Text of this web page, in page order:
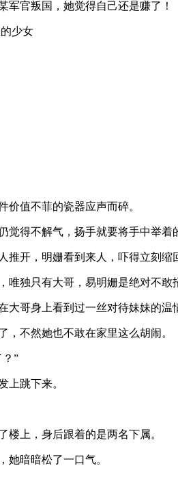
军官叛国，她觉得自己还是赚了！
少女
价值不菲的瓷器应声而碎。
觉得不解气，扬手就要将手中举着
推开，明姗看到来人，吓得立刻缩
唯独只有大哥，易明姗是绝对不敢
大哥身上看到过一丝对待妹妹的温
，不然她也不敢在家里这么胡闹。
”
上跳下来。
楼上，身后跟着的是两名下属。
她暗暗松了一口气。